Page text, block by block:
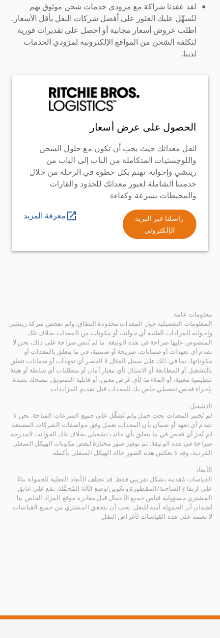
لقد عقدنا شراكة مع مزودي خدمات شحن موثوق بهم
لنُسهِّل عليك العثور على أفضل شركات النقل بأقل الأسعار.
اطلب عروض أسعار مجانية أو احصل على تقديرات فورية
لتكلفة الشحن من المواقع الإلكترونية لمزودي الخدمات
لدينا.
الحصول على عرض أسعار
انقل معداتك حيث يجب أن تكون مع حلول الشحن
واللوجستيات المتكاملة من الباب إلى الباب من
ريتشي وإخوانه. نهتم بكل خطوة في الرحلة من خلال
خدمتنا الشاملة لعبور معداتك للحدود والقارات
والمحيطات بسرعة وكفاءة
راسلنا عبر البريد
الإلكتروني
معرفة المزيد
معلومات عامة
المعلومات التفصيلية حول المعدات محدودة النطاق، ولم تفحص شركة ريتشي
وإخوانه للمزادات العلنية أي جوانب أو مكونات من المعدات بخلاف تلك
المنصوص عليها صراحة في هذه الوثيقة. ما لم يُنص صراحة على ذلك، نحن لا
نقدم أي تعهدات أو ضمانات، صريحة أو ضمنية، في ما يتعلق بالمعدات أو
مكوناتها، بما في ذلك على سبيل المثال لا الحصر أي تعهدات أو ضمانات تتعلق
بالتشغيل أو المطابقة أو الامتثال لأي معيار أمان أو متطلبات أي سلطة أو هيئة
تنظيمية معنية، أو الملاءمة لأي غرض معين، أو قابلية التسويق. ننصحك بشدة
بإجراء فحص تفصيلي خاص بك للمعدات قبل تقديم المزايدات.
التشغيل
لم تُختبر المعدات تحت حمل ولم تُشغَّل على جميع السرعات المتاحة. نحن لا
نقدم أي تعهد أو ضمان بأن المعدات تعمل وفق مواصفات الشركات المصنعة.
لم يُجرَ أي فحص في ما يتعلق بأي جانب تشغيلي بخلاف تلك الجوانب المدرجة
صراحة في هذه الوثيقة. تم توفير صور مختارة لبعض مكونات الهيكل السفلي
الفردية، وقد لا تعكس هذه الصور حالة الهيكل السفلي بأكمله.
الأبعاد
القياسات مُقدمة بشكل تقريبي فقط. قد تختلف الأبعاد الفعلية للحمولة بناءً
على ارتفاع الشاحنة/المقطورة وتكوين/وضع الآلة المُحمَّلة. تقع على عاتق
المشتري مسؤولية قياس جميع الأحمال قبل مغادرة موقع المزاد الخاص بنا
لضمان أن الحمولة آمنة للنقل. يجب أن يتحقق المشتري من جميع القياسات.
لا تعتمد على هذه القياسات لأغراض النقل.